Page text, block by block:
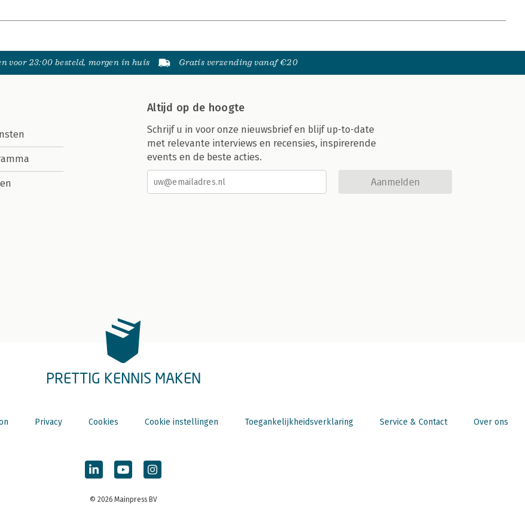
voor 23:00 besteld, morgen in huis Gratis verzending vanaf €20
Altijd op de hoogte
Schrijf u in voor onze nieuwsbrief en blijf up-to-date
met relevante interviews en recensies, inspirerende
events en de beste acties.
Aanmelden
PRETTIG KENNIS MAKEN
Privacy Cookies Cookie instellingen Toegankelijkheidsverklaring Service & Contact Over ons
© 2026 Mainpress BV